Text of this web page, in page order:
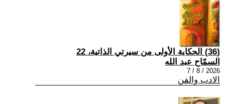
(36) الحكاية الأولى من سيرتي الذاتية، 22
السمّاح عبد الله
2026 / 8 / 7
الادب والفن